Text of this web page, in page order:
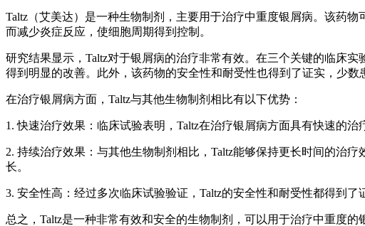
Taltz（艾美达）是一种生物制剂，主要用于治疗中重度银屑病。该药
而减少炎症反应，使细胞周期得到控制。
研究结果显示，Taltz对于银屑病的治疗非常有效。在三个关键的临床
得到明显的改善。此外，该药物的安全性和耐受性也得到了证实，少
在治疗银屑病方面，Taltz与其他生物制剂相比有以下优势：
1. 快速治疗效果：临床试验表明，Taltz在治疗银屑病方面具有快速的治
2. 持续治疗效果：与其他生物制剂相比，Taltz能够保持更长时间的治
长。
3. 安全性高：经过多次临床试验验证，Taltz的安全性和耐受性都得到
总之，Taltz是一种非常有效和安全的生物制剂，可以用于治疗中重度